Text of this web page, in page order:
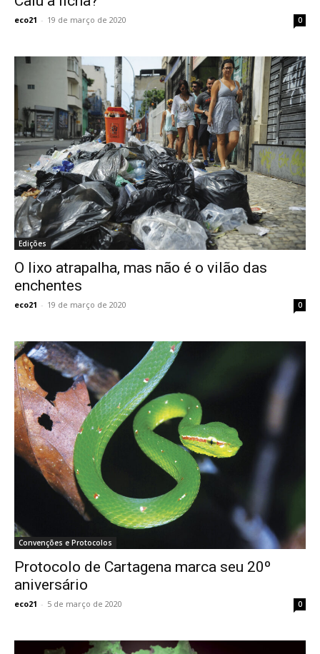
eco21 - 19 de março de 2020 0
Edições
O lixo atrapalha, mas não é o vilão das
enchentes
eco21 - 19 de março de 2020 0
Convenções e Protocolos
Protocolo de Cartagena marca seu 20º
aniversário
eco21 - 5 de março de 2020 0